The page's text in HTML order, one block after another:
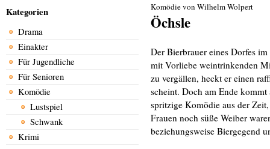
Kategorien
Drama
Einakter
Für Jugendliche
Für Senioren
Komödie
Lustspiel
Schwank
Krimi
Komödie von Wilhelm Wolpert
Öchsle
Der Bierbrauer eines Dorfes
mit Vorliebe weintrinkenden
zu vergällen, heckt er einen
scheint. Doch am Ende
spritzige Komödie aus der
Frauen noch süße Weiber
beziehungsweise Biergegend